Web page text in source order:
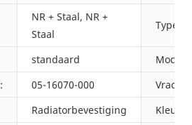
NR + Staal, NR +
Staal
Type:
standaard
05-16070-000
Radiatorbevestiging
Kleur: